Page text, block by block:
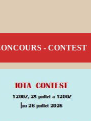
- CONTEST